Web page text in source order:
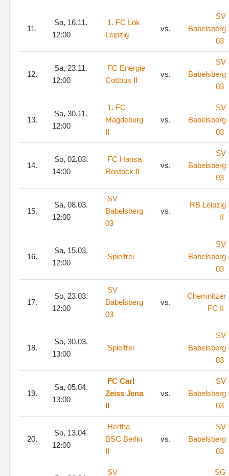
11.
Sa, 16.11.
12:00
1. FC Lok
Leipzig
vs.
SV
Babelsberg
03
12.
Sa, 23.11.
12:00
FC Energie
Cottbus II
vs.
SV
Babelsberg
03
13.
Sa, 30.11.
12:00
1. FC
Magdeburg
II
vs.
SV
Babelsberg
03
14.
So, 02.03.
14:00
FC Hansa
Rostock II
vs.
SV
Babelsberg
03
15.
Sa, 08.03.
12:00
SV
Babelsberg
03
vs.
RB Leipzig
II
16.
Sa, 15.03.
12:00
Spielfrei
SV
Babelsberg
03
17.
So, 23.03.
12:00
SV
Babelsberg
03
vs.
Chemnitzer
FC II
18.
So, 30.03.
13:00
Spielfrei
SV
Babelsberg
03
19.
Sa, 05.04.
13:00
FC Carl
Zeiss Jena
II
vs.
SV
Babelsberg
03
20.
So, 13.04.
12:00
Hertha
BSC Berlin
II
vs.
SV
Babelsberg
03
SV SG